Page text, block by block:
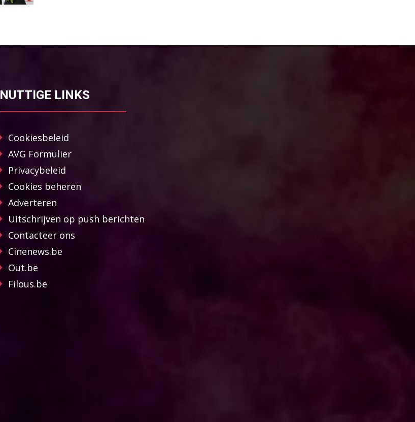
NUTTIGE LINKS
Cookiesbeleid
AVG Formulier
Privacybeleid
Cookies beheren
Adverteren
Uitschrijven op push berichten
Contacteer ons
Cinenews.be
Out.be
Filous.be